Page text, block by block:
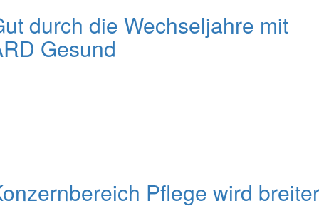
durch die Wechseljahre mit
Gesund
Pflege wird breiter